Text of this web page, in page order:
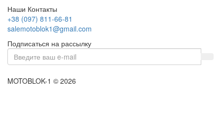
Наши Контакты
+38 (097) 811-66-81
salemotoblok1@gmail.com
Подписаться на рассылку
MOTOBLOK-1 © 2026